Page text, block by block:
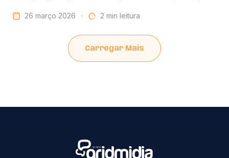
26 março 2026 leitura
Carregar Mais